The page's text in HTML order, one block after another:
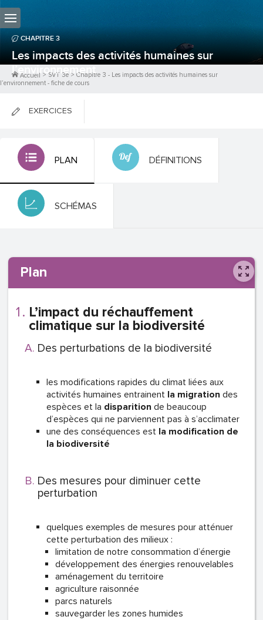
CHAPITRE 3
Les impacts des activités humaines sur
l’environnement
Accueil > SVT 3e > Chapitre 3 - Les impacts des activités humaines sur
l’environnement - fiche de cours
EXERCICES
FICHES DE COURS
PLAN DÉFINITIONS
SCHÉMAS
Plan
L’impact du réchauffement
climatique sur la biodiversité
Des perturbations de la biodiversité
les modifications rapides du climat liées aux
activités humaines entrainent la migration des
espèces et la disparition de beaucoup
d’espèces qui ne parviennent pas à s’acclimater
une des conséquences est la modification de
la biodiversité
Des mesures pour diminuer cette
perturbation
quelques exemples de mesures pour atténuer
cette perturbation des milieux :
limitation de notre consommation d’énergie
développement des énergies renouvelables
aménagement du territoire
agriculture raisonnée
parcs naturels
sauvegarder les zones humides